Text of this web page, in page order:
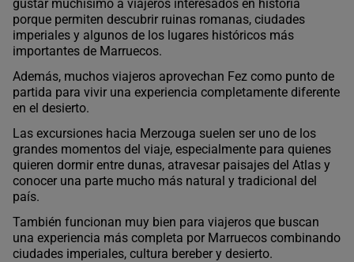
gustar muchísimo a viajeros interesados en historia
porque permiten descubrir ruinas romanas, ciudades
imperiales y algunos de los lugares históricos más
importantes de Marruecos.
Además, muchos viajeros aprovechan Fez como punto de
partida para vivir una experiencia completamente diferente
en el desierto.
Las excursiones hacia Merzouga suelen ser uno de los
grandes momentos del viaje, especialmente para quienes
quieren dormir entre dunas, atravesar paisajes del Atlas y
conocer una parte mucho más natural y tradicional del
país.
También funcionan muy bien para viajeros que buscan
una experiencia más completa por Marruecos combinando
ciudades imperiales, cultura bereber y desierto.